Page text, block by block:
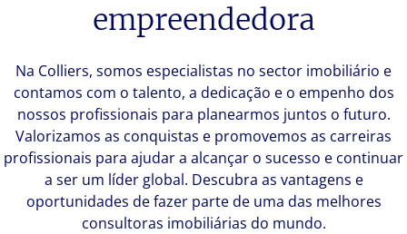
empreendedora
Na Colliers, somos especialistas no sector imobiliário e
contamos com o talento, a dedicação e o empenho dos
nossos profissionais para planearmos juntos o futuro.
Valorizamos as conquistas e promovemos as carreiras
profissionais para ajudar a alcançar o sucesso e continuar
a ser um líder global. Descubra as vantagens e
oportunidades de fazer parte de uma das melhores
consultoras imobiliárias do mundo.